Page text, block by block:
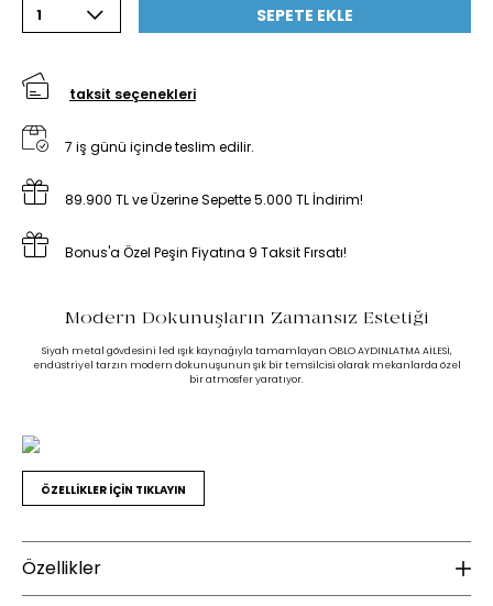
1 SEPETE EKLE
taksit seçenekleri
7 iş günü içinde teslim edilir.
89.900 TL ve Üzerine Sepette 5.000 TL İndirim!
Bonus'a Özel Peşin Fiyatına 9 Taksit Fırsatı!
Modern Dokunuşların Zamansız Estetiği
Siyah metal gövdesini led ışık kaynağıyla tamamlayan OBLO AYDINLATMA AİLESİ,
endüstriyel tarzın modern dokunuşunun şık bir temsilcisi olarak mekanlarda özel
bir atmosfer yaratıyor.
ÖZELLİKLER İÇİN TIKLAYIN
Özellikler